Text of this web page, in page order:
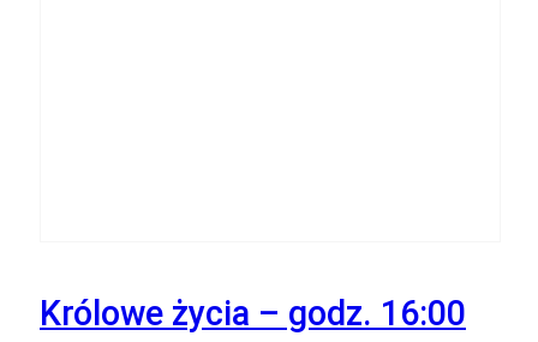
Królowe życia – godz. 16:00